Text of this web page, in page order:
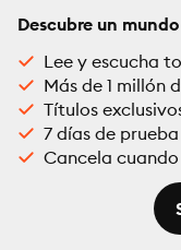
Descubre un
Lee y escucha
Más de 1 millón
Títulos
7 días de
Cancela